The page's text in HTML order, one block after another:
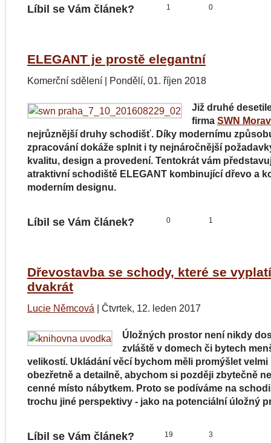
Líbil se Vám článek? 0
1
ELEGANT je prostě elegantní
Komerční sdělení| Pondělí, 01. říjen 2018
Již druhé
firma SWN
nejrůznější druhy schodišť. Díky modernímu
zpracování dokáže splnit i ty nejnáročnější
kvalitu, design a provedení. Tentokrát vám
atraktivní schodiště ELEGANT kombinující dřevo a
moderním designu.
Líbil se Vám článek? 1
0
Dřevostavba se schody, které se vyplatí
dvakrát
Lucie Němcová | Čtvrtek, 12. leden 2017
Úložných prostor není nikdy
zvláště v domech či bytech
velikostí. Ukládání věcí bychom měli promýšlet velmi
obezřetně a detailně, abychom si později zbytečně
cenné místo nábytkem. Proto se podíváme na
trochu jiné perspektivy - jako na potenciální úložný
Líbil se Vám článek? 3
19